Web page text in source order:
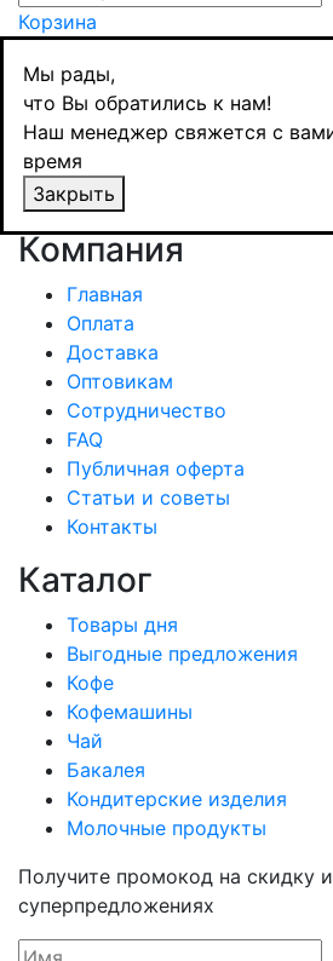
Корзина
Мы рады,
что Вы обратились к нам!
Наш менеджер свяжется с
время
Закрыть
Товар не
Страница не найдена
Продолжить
Компания
Главная
Оплата
Доставка
Оптовикам
Сотрудничество
FAQ
Публичная оферта
Статьи и советы
Контакты
Каталог
Товары дня
Выгодные предложения
Кофе
Кофемашины
Чай
Бакалея
Кондитерские изделия
Молочные продукты
Получите промокод на скидку
суперпредложениях